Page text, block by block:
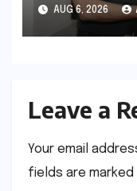
विकास पर हुई
AUG 6, 2026
Leave a
Your email
fields are marked